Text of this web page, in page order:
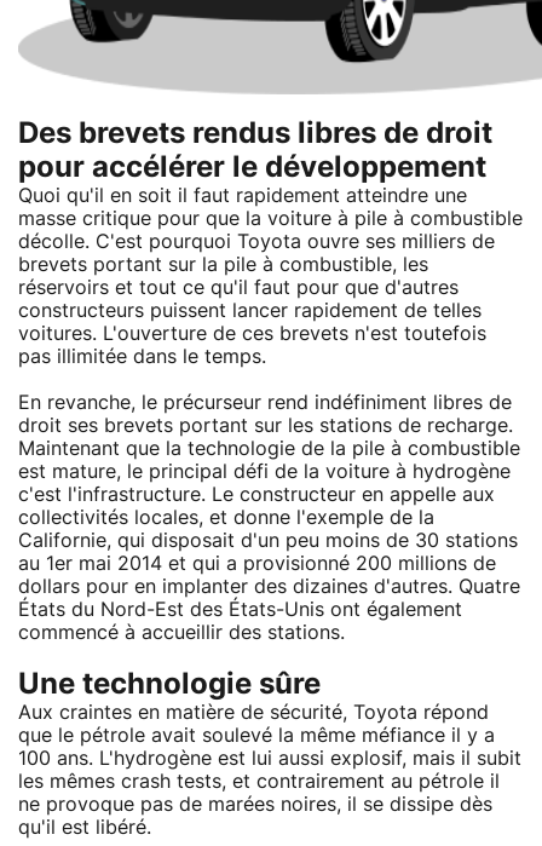
Des brevets rendus libres de droit
pour accélérer le développement
Quoi qu'il en soit il faut rapidement atteindre une
masse critique pour que la voiture à pile à combustible
décolle. C'est pourquoi Toyota ouvre ses milliers de
brevets portant sur la pile à combustible, les
réservoirs et tout ce qu'il faut pour que d'autres
constructeurs puissent lancer rapidement de telles
voitures. L'ouverture de ces brevets n'est toutefois
pas illimitée dans le temps.
En revanche, le précurseur rend indéfiniment libres de
droit ses brevets portant sur les stations de recharge.
Maintenant que la technologie de la pile à combustible
est mature, le principal défi de la voiture à hydrogène
c'est l'infrastructure. Le constructeur en appelle aux
collectivités locales, et donne l'exemple de la
Californie, qui disposait d'un peu moins de 30 stations
au 1er mai 2014 et qui a provisionné 200 millions de
dollars pour en implanter des dizaines d'autres. Quatre
États du Nord-Est des États-Unis ont également
commencé à accueillir des stations.
Une technologie sûre
Aux craintes en matière de sécurité, Toyota répond
que le pétrole avait soulevé la même méfiance il y a
100 ans. L'hydrogène est lui aussi explosif, mais il subit
les mêmes crash tests, et contrairement au pétrole il
ne provoque pas de marées noires, il se dissipe dès
qu'il est libéré.